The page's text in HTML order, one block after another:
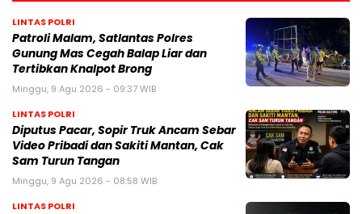
LINTAS POLRI
Patroli Malam, Satlantas Polres
Gunung Mas Cegah Balap Liar dan
Tertibkan Knalpot Brong
Minggu, 9 Agu 2026 - 09:37 WIB
LINTAS POLRI
Diputus Pacar, Sopir Truk Ancam Sebar
Video Pribadi dan Sakiti Mantan, Cak
Sam Turun Tangan
Minggu, 9 Agu 2026 - 08:58 WIB
LINTAS POLRI